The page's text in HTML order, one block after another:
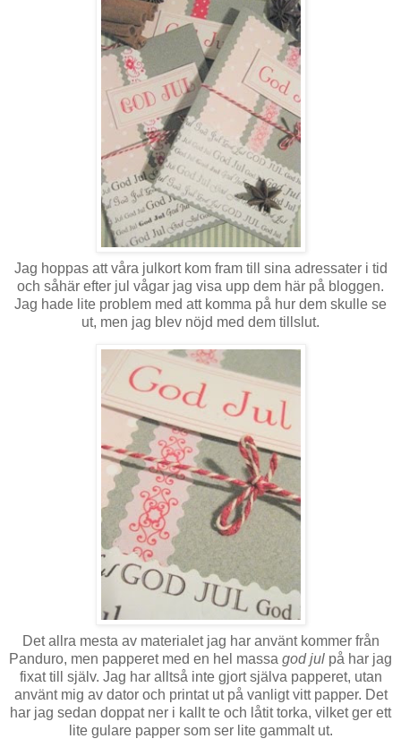
Jag hoppas att våra julkort kom fram till sina adressater i tid
och såhär efter jul vågar jag visa upp dem här på bloggen.
Jag hade lite problem med att komma på hur dem skulle se
ut, men jag blev nöjd med dem tillslut.
Det allra mesta av materialet jag har använt kommer från
Panduro, men papperet med en hel massa god jul på har jag
fixat till själv. Jag har alltså inte gjort själva papperet, utan
använt mig av dator och printat ut på vanligt vitt papper. Det
har jag sedan doppat ner i kallt te och låtit torka, vilket ger ett
lite gulare papper som ser lite gammalt ut.